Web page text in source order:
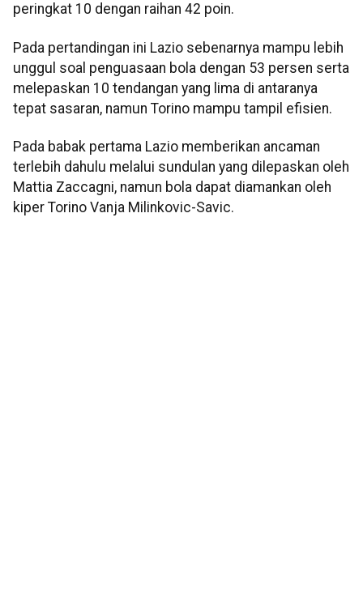
peringkat 10 dengan raihan 42 poin.
Pada pertandingan ini Lazio sebenarnya mampu lebih
unggul soal penguasaan bola dengan 53 persen serta
melepaskan 10 tendangan yang lima di antaranya
tepat sasaran, namun Torino mampu tampil efisien.
Pada babak pertama Lazio memberikan ancaman
terlebih dahulu melalui sundulan yang dilepaskan oleh
Mattia Zaccagni, namun bola dapat diamankan oleh
kiper Torino Vanja Milinkovic-Savic.